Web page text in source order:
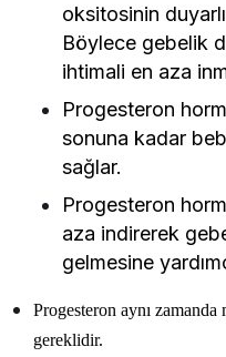
oksitosinin
Böylece gebelik
ihtimali en aza
Progesteron
sonuna kadar
sağlar.
Progesteron
aza indirerek
gelmesine
Progesteron aynı
gereklidir.